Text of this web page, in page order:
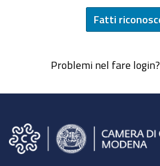
Problemi nel fare login?